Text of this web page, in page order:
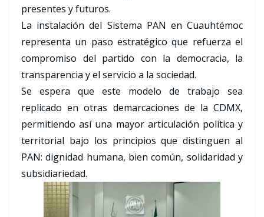
presentes y futuros.
La instalación del Sistema PAN en Cuauhtémoc
representa un paso estratégico que refuerza el
compromiso del partido con la democracia, la
transparencia y el servicio a la sociedad.
Se espera que este modelo de trabajo sea
replicado en otras demarcaciones de la CDMX,
permitiendo así una mayor articulación política y
territorial bajo los principios que distinguen al
PAN: dignidad humana, bien común, solidaridad y
subsidiariedad.